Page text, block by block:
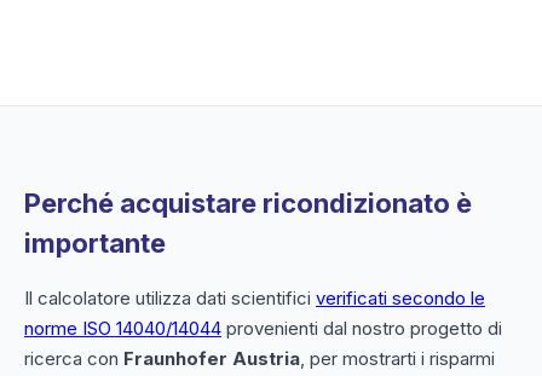
Perché acquistare ricondizionato è
importante
Il calcolatore utilizza dati scientifici verificati secondo le
norme ISO 14040/14044 provenienti dal nostro progetto di
ricerca con Fraunhofer Austria, per mostrarti i risparmi